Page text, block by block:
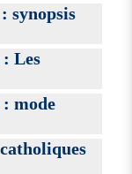
synopsis
Les
mode